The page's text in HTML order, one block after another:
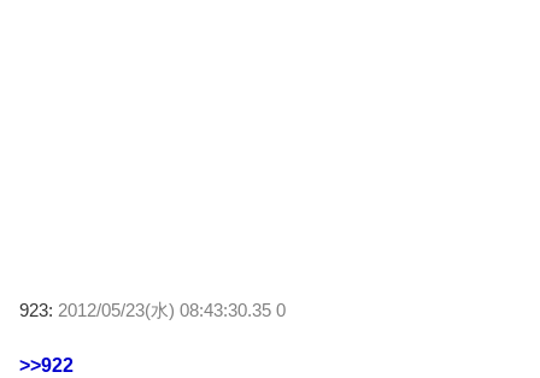
923: 2012/05/23(水) 08:43:30.35 0
>>922